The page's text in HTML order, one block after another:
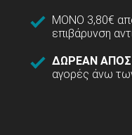
ΜΟΝΟ 3,80€
επιβάρυνση
ΔΩΡΕΑΝ
αγορές άνω